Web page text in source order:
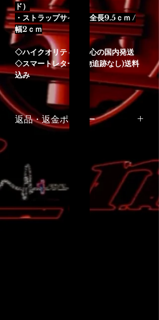
ド）
・ストラップサイズ：全長9.5ｃｍ /
幅2ｃｍ
◇ハイクオリティ＆安心の国内発送
◇スマートレター(荷物追跡なし)送料
込み
返品・返金ポリシー
お受けできません。
リサイクル部品につきましては原則と
して返品はお受けできません。
商品の品質管理には十分留意しており
ますが、万一ご注文の商品と内容が違